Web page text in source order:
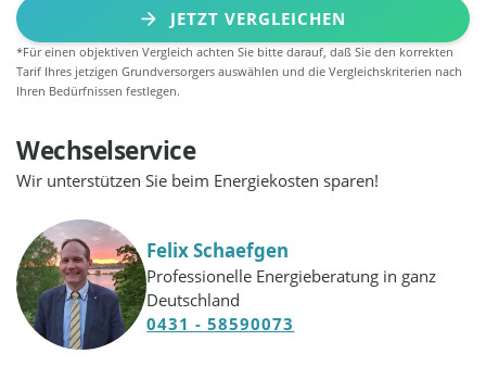
JETZT VERGLEICHEN
*Für einen objektiven Vergleich achten Sie bitte darauf, daß Sie den korrekten
Tarif Ihres jetzigen Grundversorgers auswählen und die Vergleichskriterien nach
Ihren Bedürfnissen festlegen.
Wechselservice
Wir unterstützen Sie beim Energiekosten sparen!
Felix Schaefgen
Professionelle Energieberatung in ganz
Deutschland
0431 - 58590073